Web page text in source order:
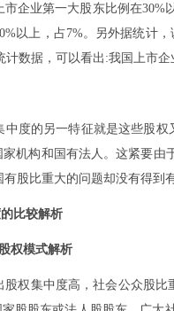
企业第一大股东比例在30%
以上，占7%。另外据统计
计数据，可以看出:我国上市企
中度的另一特征就是这些股
家机构和国有法人。这紧要
股比重大的问题却没有得到
比较解析
权模式解析
股权集中度高，社会公众股